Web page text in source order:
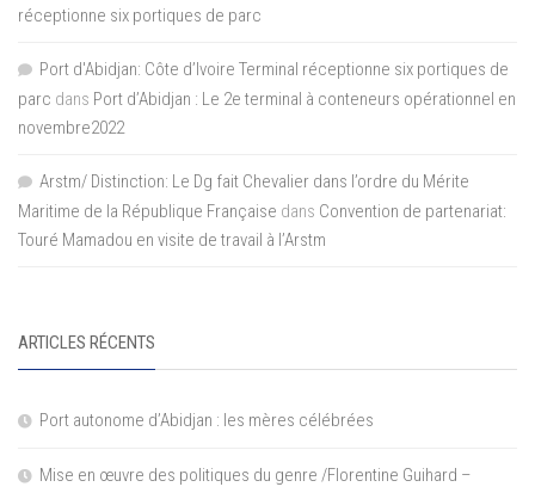
réceptionne six portiques de parc
Port d'Abidjan: Côte d’Ivoire Terminal réceptionne six portiques de
parc dans Port d’Abidjan : Le 2e terminal à conteneurs opérationnel en
novembre2022
Arstm/ Distinction: Le Dg fait Chevalier dans l’ordre du Mérite
Maritime de la République Française dans Convention de partenariat:
Touré Mamadou en visite de travail à l’Arstm
ARTICLES RÉCENTS
Port autonome d’Abidjan : les mères célébrées
Mise en œuvre des politiques du genre /Florentine Guihard –